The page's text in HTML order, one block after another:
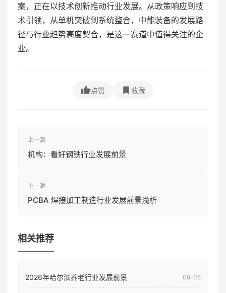
案，正在以技术创新推动行业发展。从政策响应到技
术引领，从单机突破到系统整合，中能装备的发展路
径与行业趋势高度契合，是这一赛道中值得关注的企
业。
点赞 收藏
上一篇
机构：看好钢铁行业发展前景
下一篇
PCBA 焊接加工制造行业发展前景浅析
相关推荐
2026年哈尔滨养老行业发展前景 08-05